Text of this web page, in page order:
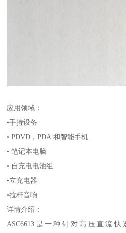
应用领域：
•手持设备
• PDVD，PDA 和智
• 笔记本电脑
• 自充电电池组
•立充电器
•拉杆音响
详情介绍：
ASC6613是一种针对高压直流